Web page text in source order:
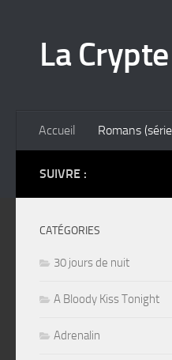
La Crypte
Accueil Romans
SUIVRE :
CATÉGORIES
30 jours de nuit
A Bloody Kiss Tonight
Adrenalin